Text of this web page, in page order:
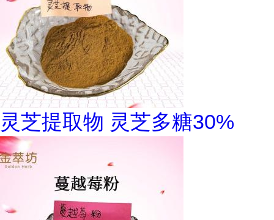
灵芝提取物 灵芝多糖30%